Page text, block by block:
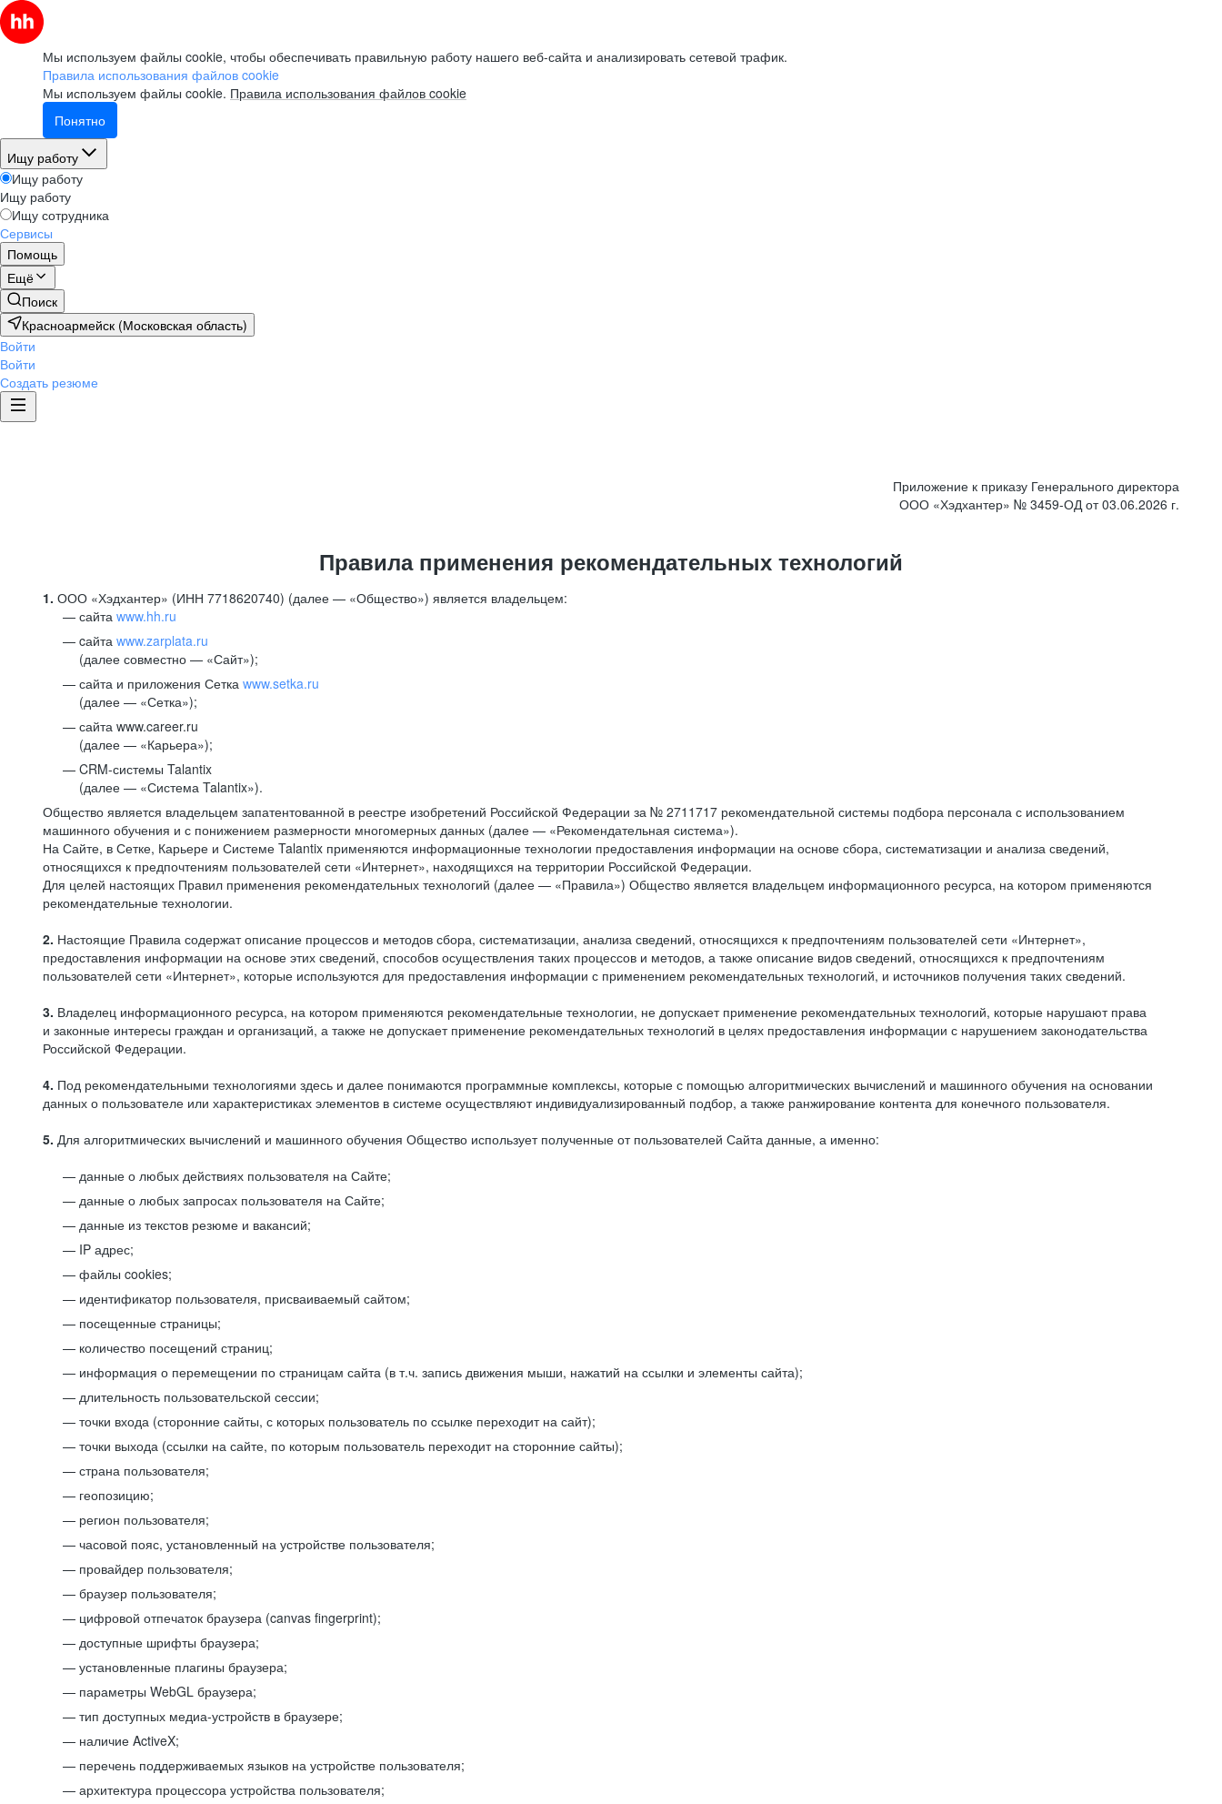
Мы используем файлы cookie, чтобы обеспечивать правильную работу нашего веб-сайта и анализировать сетевой трафик.
Правила использования файлов cookie
Мы используем файлы cookie. Правила использования файлов cookie
Понятно
Ищу работу
Ищу работу
Ищу работу
Ищу сотрудника
Сервисы
Помощь
Ещё
Поиск
Красноармейск (Московская область)
Войти
Войти
Создать резюме
Приложение к приказу Генерального директора
ООО «Хэдхантер» № 3459-ОД от 03.06.2026 г.
Правила применения рекомендательных технологий
1. ООО «Хэдхантер» (ИНН 7718620740) (далее — «Общество») является владельцем:
сайта www.hh.ru
cайта www.zarplata.ru
(далее совместно — «Сайт»);
сайта и приложения Сетка www.setka.ru
(далее — «Сетка»);
сайта www.career.ru
(далее — «Карьера»);
CRM-системы Talantix
(далее — «Система Talantix»).
Общество является владельцем запатентованной в реестре изобретений Российской Федерации за № 2711717 рекомендательной системы подбора персонала с использованием
машинного обучения и с понижением размерности многомерных данных (далее — «Рекомендательная система»).
На Сайте, в Сетке, Карьере и Системе Talantix применяются информационные технологии предоставления информации на основе сбора, систематизации и анализа сведений,
относящихся к предпочтениям пользователей сети «Интернет», находящихся на территории Российской Федерации.
Для целей настоящих Правил применения рекомендательных технологий (далее — «Правила») Общество является владельцем информационного ресурса, на котором применяются
рекомендательные технологии.
2. Настоящие Правила содержат описание процессов и методов сбора, систематизации, анализа сведений, относящихся к предпочтениям пользователей сети «Интернет»,
предоставления информации на основе этих сведений, способов осуществления таких процессов и методов, а также описание видов сведений, относящихся к предпочтениям
пользователей сети «Интернет», которые используются для предоставления информации с применением рекомендательных технологий, и источников получения таких сведений.
3. Владелец информационного ресурса, на котором применяются рекомендательные технологии, не допускает применение рекомендательных технологий, которые нарушают права
и законные интересы граждан и организаций, а также не допускает применение рекомендательных технологий в целях предоставления информации с нарушением законодательства
Российской Федерации.
4. Под рекомендательными технологиями здесь и далее понимаются программные комплексы, которые с помощью алгоритмических вычислений и машинного обучения на основании
данных о пользователе или характеристиках элементов в системе осуществляют индивидуализированный подбор, а также ранжирование контента для конечного пользователя.
5. Для алгоритмических вычислений и машинного обучения Общество использует полученные от пользователей Сайта данные, а именно:
данные о любых действиях пользователя на Сайте;
данные о любых запросах пользователя на Сайте;
данные из текстов резюме и вакансий;
IP адрес;
файлы cookies;
идентификатор пользователя, присваиваемый сайтом;
посещенные страницы;
количество посещений страниц;
информация о перемещении по страницам сайта (в т.ч. запись движения мыши, нажатий на ссылки и элементы сайта);
длительность пользовательской сессии;
точки входа (сторонние сайты, с которых пользователь по ссылке переходит на сайт);
точки выхода (ссылки на сайте, по которым пользователь переходит на сторонние сайты);
страна пользователя;
геопозицию;
регион пользователя;
часовой пояс, установленный на устройстве пользователя;
провайдер пользователя;
браузер пользователя;
цифровой отпечаток браузера (canvas fingerprint);
доступные шрифты браузера;
установленные плагины браузера;
параметры WebGL браузера;
тип доступных медиа-устройств в браузере;
наличие ActiveX;
перечень поддерживаемых языков на устройстве пользователя;
архитектура процессора устройства пользователя;